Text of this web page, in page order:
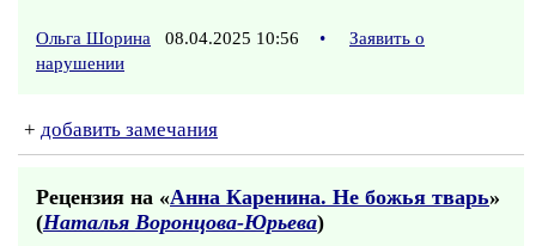
Ольга Шорина 08.04.2025 10:56 •
Заявить о
нарушении
+ добавить замечания
Рецензия на «Анна Каренина. Не божья тварь»
(Наталья Воронцова-Юрьева)